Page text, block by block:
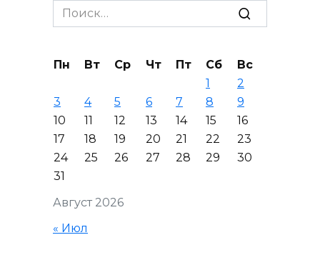
Search
for:
Август 2026
Пн Вт Ср Чт Пт Сб
Вс
1
2
3
4 5 6 7 8
9
10
11 12 13 14 15
16
17
18 19 20 21 22
23
24
25 26 27 28 29
30
31
« Июл